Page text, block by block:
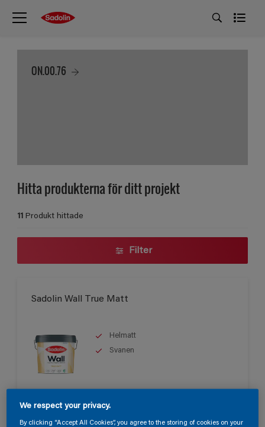
ON.00.76
Hitta produkterna för ditt projekt
11 Produkt hittade
Filter
Sadolin Wall True Matt
Helmatt
Svanen
We respect your privacy.
By clicking “Accept All Cookies”, you agree to the storing of cookies on your